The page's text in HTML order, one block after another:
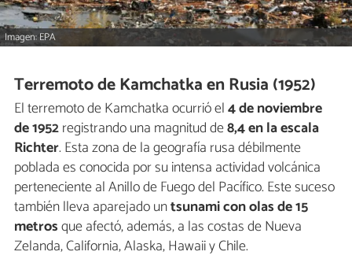
Imagen: EPA
Terremoto de Kamchatka en Rusia (1952)
El terremoto de Kamchatka ocurrió el4 de noviembre
de 1952registrando una magnitud de8,4 en la escala
Richter. Esta zona de la geografía rusa débilmente
poblada es conocida por su intensa actividad volcánica
perteneciente al Anillo de Fuego del Pacífico. Este suceso
también lleva aparejado untsunami con olas de 15
metrosque afectó, además, a las costas de Nueva
Zelanda, California, Alaska, Hawaii y Chile.